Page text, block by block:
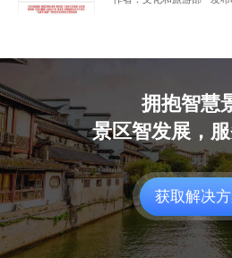
拥抱智慧
景区智发展，